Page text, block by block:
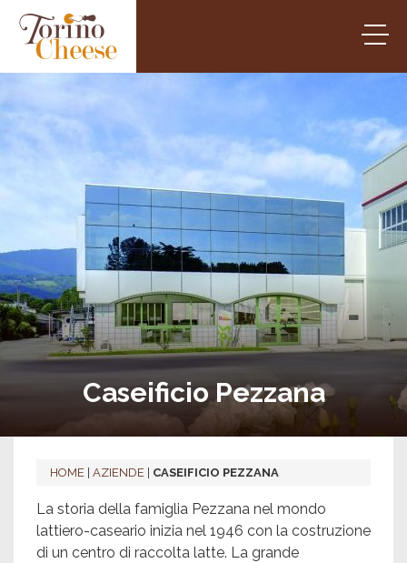
Caseificio Pezzana
HOME AZIENDE CASEIFICIO PEZZANA
La storia della famiglia Pezzana nel mondo
lattiero-caseario inizia nel 1946 con la costruzione
di un centro di raccolta latte. La grande